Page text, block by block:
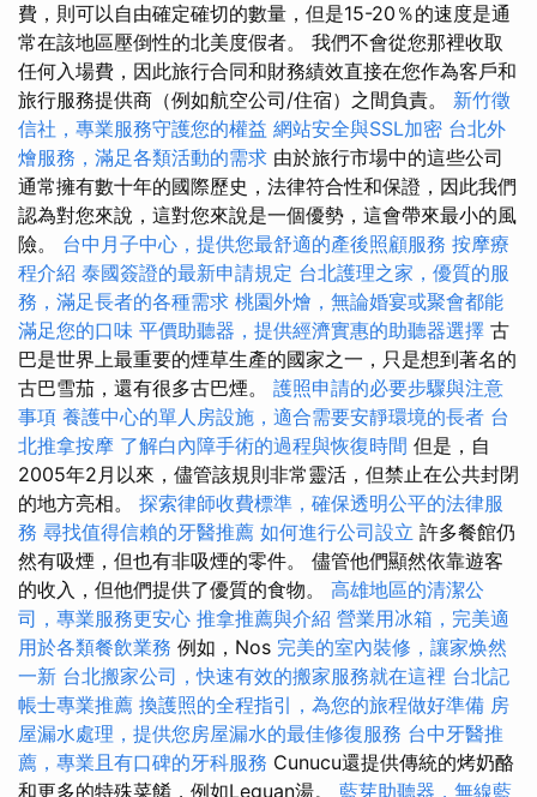
費，則可以自由確定確切的數量，但是15-20％的速度是通
常在該地區壓倒性的北美度假者。 我們不會從您那裡收取
任何入場費，因此旅行合同和財務績效直接在您作為客戶和
旅行服務提供商（例如航空公司/住宿）之間負責。 新竹徵
信社，專業服務守護您的權益 網站安全與SSL加密 台北外
燴服務，滿足各類活動的需求 由於旅行市場中的這些公司
通常擁有數十年的國際歷史，法律符合性和保證，因此我們
認為對您來說，這對您來說是一個優勢，這會帶來最小的風
險。 台中月子中心，提供您最舒適的產後照顧服務 按摩療
程介紹 泰國簽證的最新申請規定 台北護理之家，優質的服
務，滿足長者的各種需求 桃園外燴，無論婚宴或聚會都能
滿足您的口味 平價助聽器，提供經濟實惠的助聽器選擇 古
巴是世界上最重要的煙草生產的國家之一，只是想到著名的
古巴雪茄，還有很多古巴煙。 護照申請的必要步驟與注意
事項 養護中心的單人房設施，適合需要安靜環境的長者 台
北推拿按摩 了解白內障手術的過程與恢復時間 但是，自
2005年2月以來，儘管該規則非常靈活，但禁止在公共封閉
的地方亮相。 探索律師收費標準，確保透明公平的法律服
務 尋找值得信賴的牙醫推薦 如何進行公司設立 許多餐館仍
然有吸煙，但也有非吸煙的零件。 儘管他們顯然依靠遊客
的收入，但他們提供了優質的食物。 高雄地區的清潔公
司，專業服務更安心 推拿推薦與介紹 營業用冰箱，完美適
用於各類餐飲業務 例如，Nos 完美的室內裝修，讓家焕然
一新 台北搬家公司，快速有效的搬家服務就在這裡 台北記
帳士專業推薦 換護照的全程指引，為您的旅程做好準備 房
屋漏水處理，提供您房屋漏水的最佳修復服務 台中牙醫推
薦，專業且有口碑的牙科服務 Cunucu還提供傳統的烤奶酪
和更多的特殊菜餚，例如Leguan湯。 藍芽助聽器，無線藍